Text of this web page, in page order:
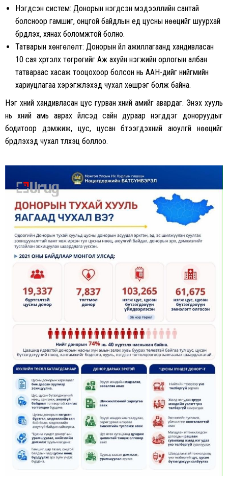
Нэгдсэн систем: Донорын нэгдсэн мэдээллийн сантай
болсноор гамшиг, онцгой байдлын үед цусны нөөцийг шуурхай
бүрдүүлэх, хянах боломжтой болно.
Татварын хөнгөлөлт: Донорын үйл ажиллагаанд хандивласан
10 сая хүртэлх төгрөгийг Аж ахуйн нэгжийн орлогын албан
татвараас хасаж тооцохоор болсон нь ААН-үүдийг нийгмийн
хариуцлагаа хэрэгжүүлэхэд чухал хөшүүрэг болж байна.
Нэг хүний хандивласан цус гурван хүний амийг авардаг. Энэхүү хууль
нь хүний амь аврах үйлсэд сайн дураар нэгддэг доноруудыг
бодитоор дэмжиж, цус, цусан бүтээгдэхүүний аюулгүй нөөцийг
бүрдүүлэхэд чухал түлхэц боллоо.